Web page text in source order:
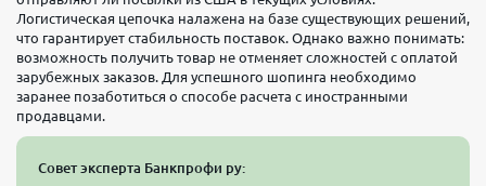
Логистическая цепочка налажена на базе существующих решений,
что гарантирует стабильность поставок. Однако важно понимать:
возможность получить товар не отменяет сложностей с оплатой
зарубежных заказов. Для успешного шопинга необходимо
заранее позаботиться о способе расчета с иностранными
продавцами.
Совет эксперта Банкпрофи ру: